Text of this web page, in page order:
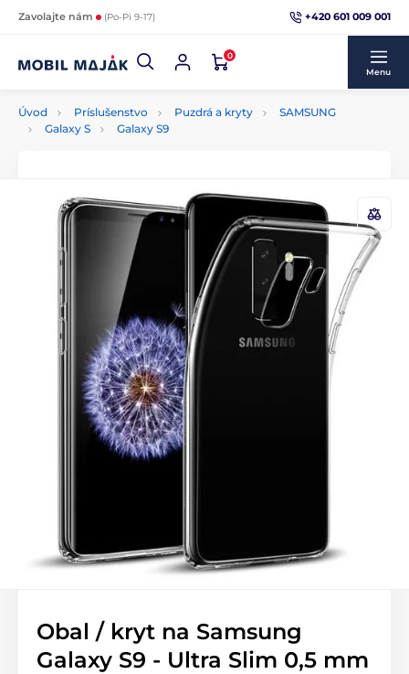
Zavolajte nám (Po-Pi 9-17) +420 601 009 001
0
Menu
Úvod Príslušenstvo Puzdrá a kryty
SAMSUNG
Galaxy S
Galaxy S9
Obal / kryt na Samsung
Galaxy S9 - Ultra Slim 0,5 mm